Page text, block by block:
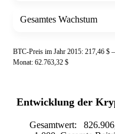
Entwicklung der
Gesamtwert:
Gesamtes Wachstum
BTC-Preis im Jahr 2015: 217,46 $
Monat: 62.763,32 $